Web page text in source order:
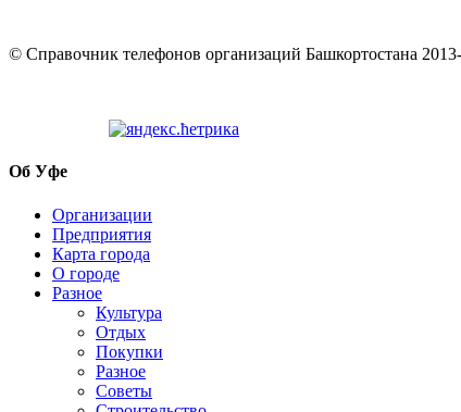
© Cправочник телефонов организаций Башкортостана
Об Уфе
Организации
Предприятия
Карта города
О городе
Разное
Культура
Отдых
Покупки
Разное
Советы